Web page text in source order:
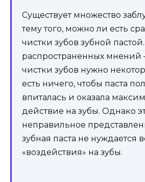
Существует множество
тему того, можно ли есть
чистки зубов зубной
распространенных мнений
чистки зубов нужно
есть ничего, чтобы паста
впиталась и оказала
действие на зубы. Однако
неправильное
зубная паста не нуждается
«воздействия» на зубы.